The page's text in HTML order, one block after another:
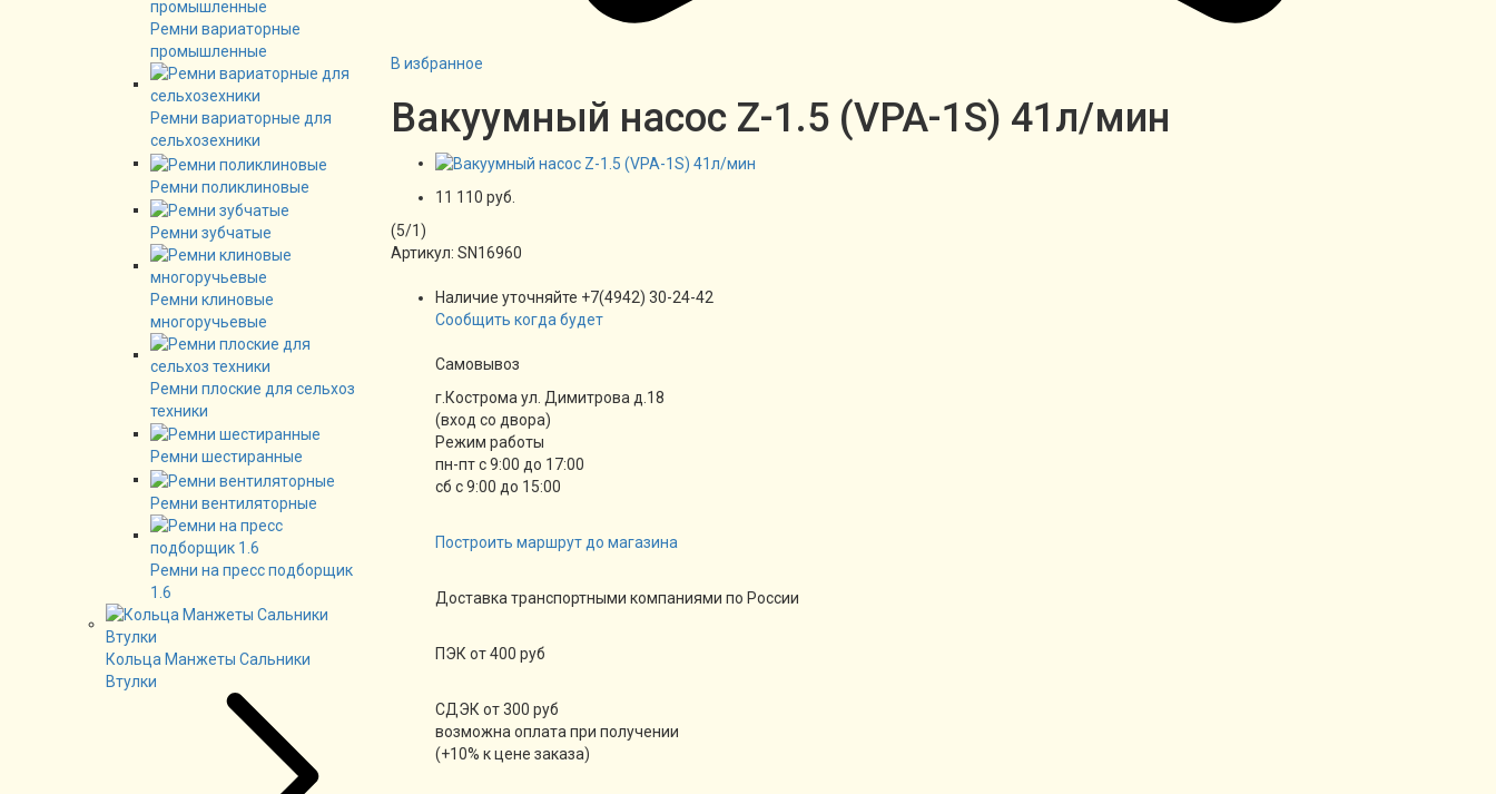
Ремни вариаторные
промышленные
Ремни вариаторные для
сельхозехники
Ремни поликлиновые
Ремни зубчатые
Ремни клиновые
многоручьевые
Ремни плоские для сельхоз
техники
Ремни шестиранные
Ремни вентиляторные
Ремни на пресс подборщик
1.6
Кольца Манжеты Сальники
Втулки
В избранное
Вакуумный насос Z-1.5 (VPA-1S) 41л/мин
11 110 руб.
(5/1)
Артикул: SN16960
Наличие уточняйте +7(4942) 30-24-42
Сообщить когда будет
Cамовывоз
г.Кострома ул. Димитрова д.18
(вход со двора)
Режим работы
пн-пт с 9:00 до 17:00
сб с 9:00 до 15:00
Построить маршрут до магазина
Доставка транспортными компаниями по России
ПЭК от 400 руб
СДЭК от 300 руб
возможна оплата при получении
(+10% к цене заказа)